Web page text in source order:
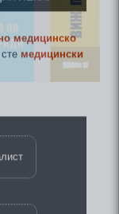
медицинско
стемедицински